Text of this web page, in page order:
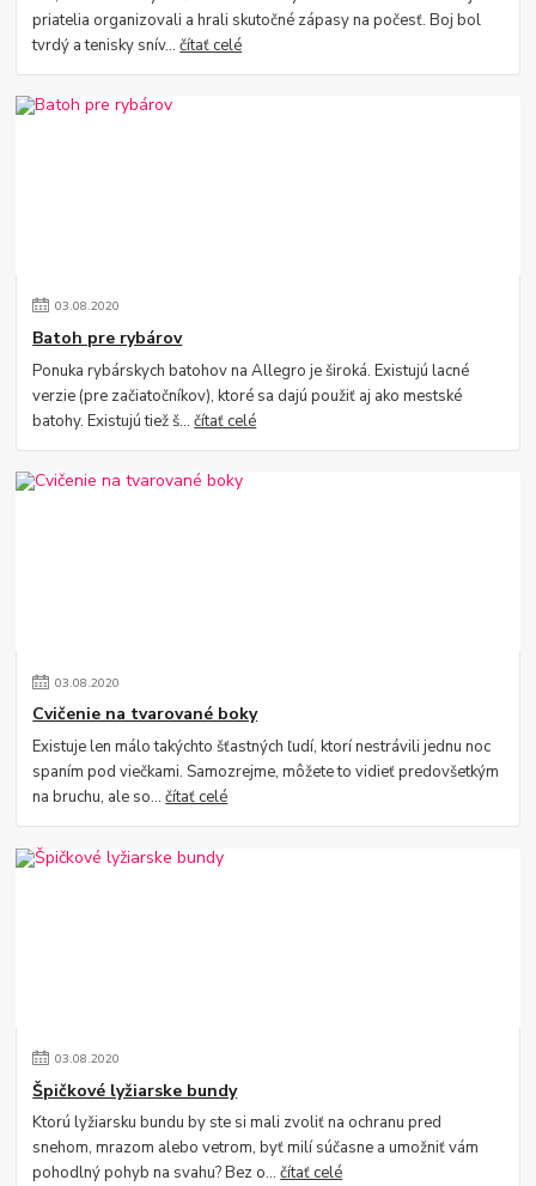
priatelia organizovali a hrali skutočné zápasy na počesť. Boj bol
tvrdý a tenisky snív...čítať celé
03.08.2020
Batoh pre rybárov
Ponuka rybárskych batohov na Allegro je široká. Existujú lacné
verzie (pre začiatočníkov), ktoré sa dajú použiť aj ako mestské
batohy. Existujú tiež š...čítať celé
03.08.2020
Cvičenie na tvarované boky
Existuje len málo takýchto šťastných ľudí, ktorí nestrávili jednu noc
spaním pod viečkami. Samozrejme, môžete to vidieť predovšetkým
na bruchu, ale so...čítať celé
03.08.2020
Špičkové lyžiarske bundy
Ktorú lyžiarsku bundu by ste si mali zvoliť na ochranu pred
snehom, mrazom alebo vetrom, byť milí súčasne a umožniť vám
pohodlný pohyb na svahu? Bez o...čítať celé